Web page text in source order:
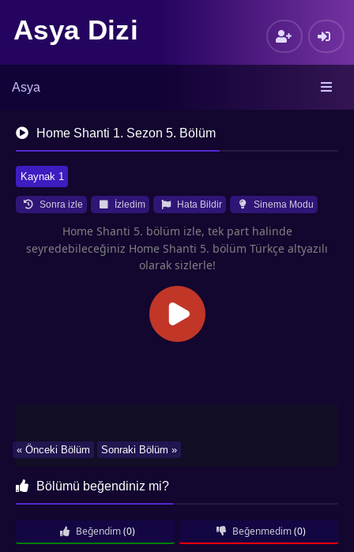
Asya Dizi
Asya
Home Shanti 1. Sezon 5. Bölüm
Kaynak 1
Sonra izle İzledim Hata Bildir Sinema Modu
Home Shanti 5. bölüm izle, tek part halinde
seyredebileceğiniz Home Shanti 5. bölüm Türkçe altyazılı
olarak sizlerle!
Sonraki Bölüm »
« Önceki Bölüm
Bölümü beğendiniz mi?
Beğendim (0) Beğenmedim (0)